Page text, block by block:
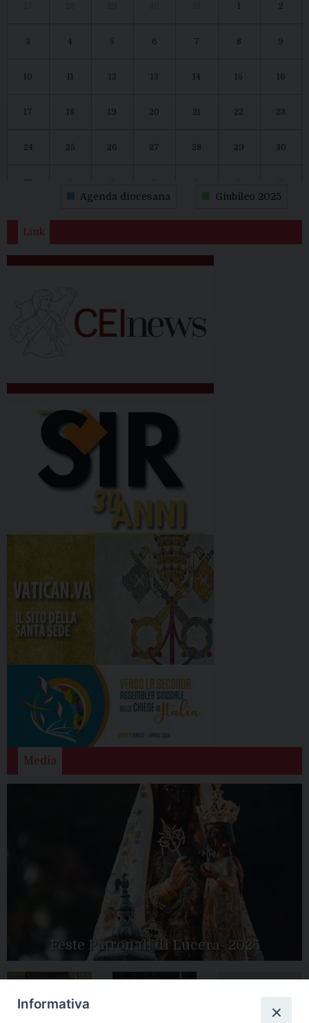
2
3 4 5 6 7 8 9
10 12 13 14 15 16
17 18 19 20 21 22 23
24 25 26 27 28 29 30
31
Agenda diocesana Giubileo 2025
Link
Media
Feste Patronali di Lucera- 2025
Tutte le gallery
Informativa